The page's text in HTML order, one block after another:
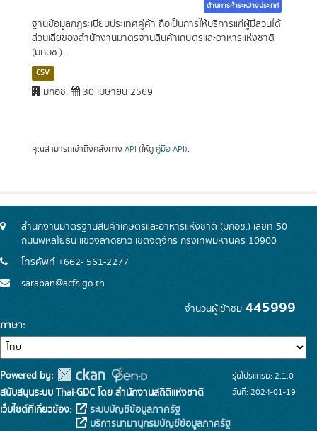
ด้านการค้าระหว่างประเทศ
ฐานข้อมูลกฎระเบียบประเทศคู่ค้า ถือเป็นการให้บริการแก่ผู้มีส่วนได้
ส่วนเสียของสำนักงานมาตรฐานสินค้าเกษตรและอาหารแห่งชาติ
(มกอช.)...
CSV
มกอช. 30 เมษายน 2569
คุณสามารถเข้าถึงคลังทาง API (ให้ดู คู่มือ API).
สำนักงานมาตรฐานสินค้าเกษตรและอาหารแห่งชาติ (มกอช.) เลขที่ 50
ถนนพหลโยธิน แขวงลาดยาว เขตจตุจักร กรุงเทพมหานคร 10900
โทรศัพท์ +662- 561-2277
saraban@acfs.go.th
จำนวนผู้เข้าชม 445999
ภาษา
Powered by:
สนับสนุนระบบ Thai-GDC โดย สำนักงานสถิติแห่งชาติ
เว็บไซต์ที่เกี่ยวข้อง:
ระบบบัญชีข้อมูลภาครัฐ
บริการนามานุกรมบัญชีข้อมูลภาครัฐ
รุ่นโปรแกรม: 2.1.0
วันที่: 2024-01-19